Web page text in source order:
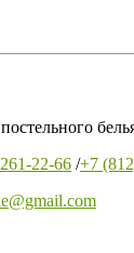
22-66 /+7